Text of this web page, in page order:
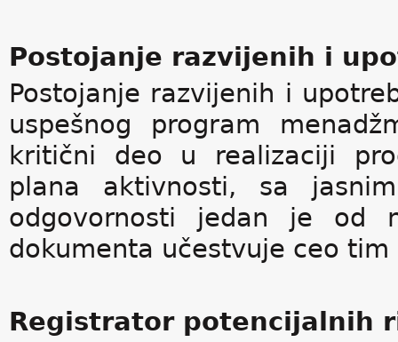
Postojanje razvijenih i
Postojanje razvijenih i
uspešnog program
kritični deo u realizaciji
plana aktivnosti, sa
odgovornosti jedan je od
dokumenta učestvuje ceo
Registrator potencijalnih